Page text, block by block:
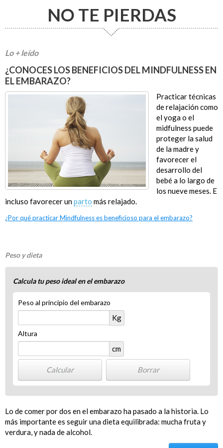
NO TE PIERDAS
Lo + leído
¿CONOCES LOS BENEFICIOS DEL MINDFULNESS EN
EL EMBARAZO?
Practicar técnicas
de relajación como
el yoga o el
midfulness puede
proteger la salud
de la madre y
favorecer el
desarrollo del
bebé a lo largo de
los nueve meses. E
incluso favorecer unparto más relajado.
¿Por qué practicar Mindfulness es beneficioso para el embarazo?
Peso y dieta
Calcula tu peso ideal en el embarazo
Peso al principio del embarazo
Kg
Altura
cm
Lo de comer por dos en el embarazo ha pasado a la historia. Lo
más importante es seguir una dieta equilibrada: mucha fruta y
verdura, y nada de alcohol.